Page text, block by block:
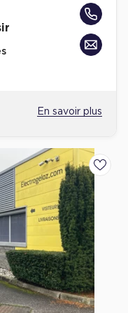
(Lyon)
en-Provence
Saint-Priest
En savoir plus